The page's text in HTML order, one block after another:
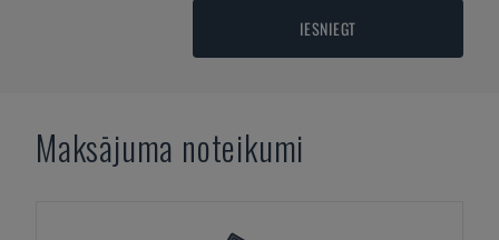
IESNIEGT
Maksājuma noteikumi